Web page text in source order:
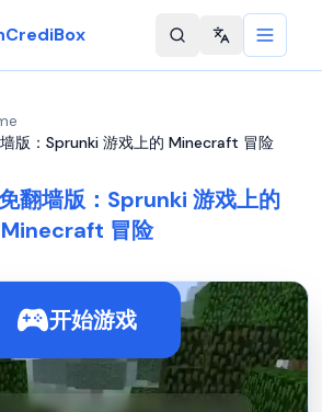
Change
版：Sprunki 游戏上的 Minecraft 冒险
翻墙版：Sprunki 游戏上的
Minecraft 冒险
开始游戏